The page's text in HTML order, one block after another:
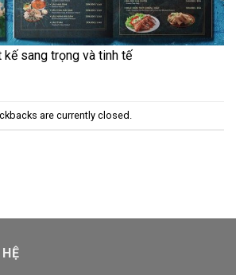
kế sang trọng và tinh tế
are currently closed.